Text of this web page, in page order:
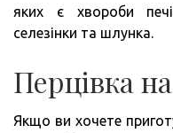
яких є хвороби
селезінки та шлунка.
Перцівка
Якщо ви хочете